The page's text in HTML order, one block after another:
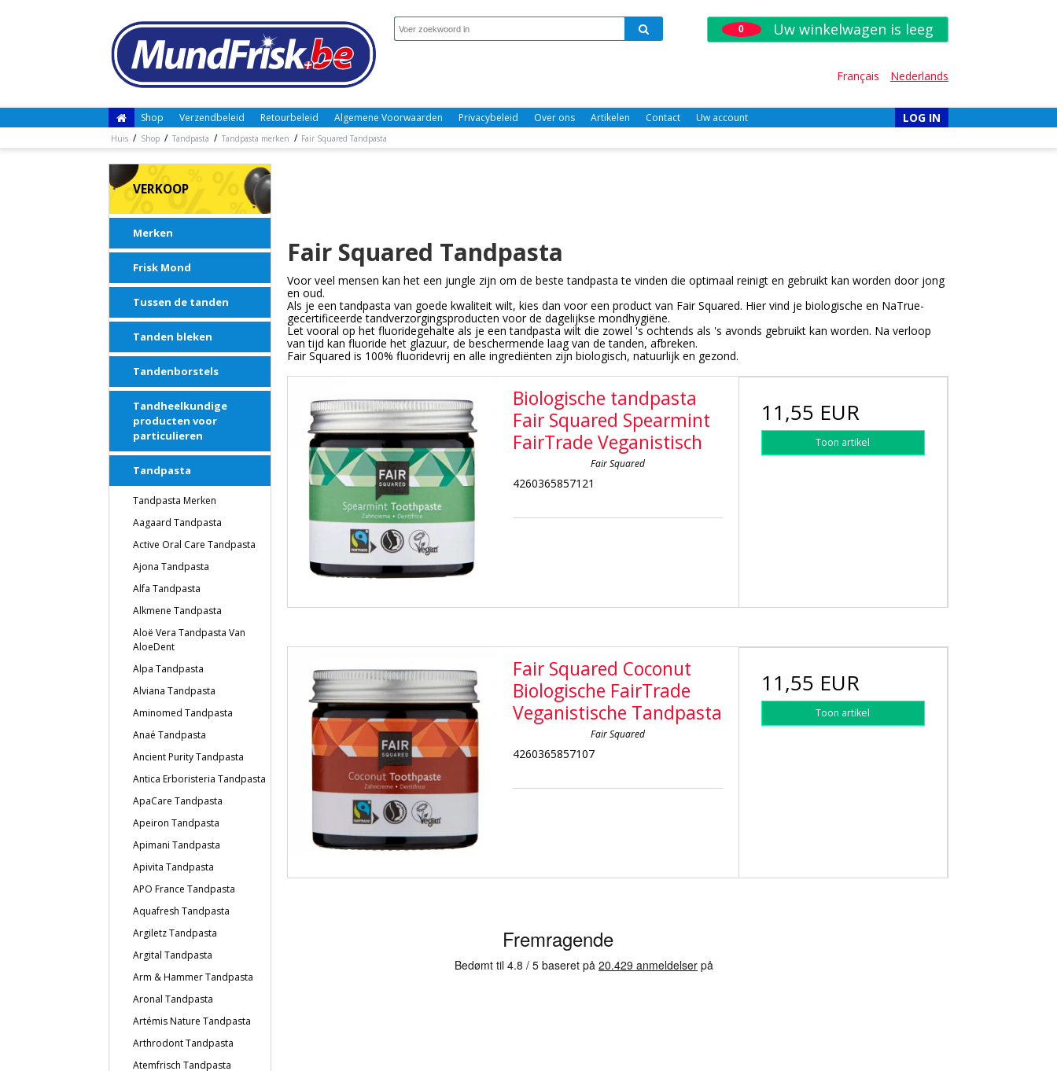
0 Uw winkelwagen is leeg
Français Nederlands
Shop Verzendbeleid Retourbeleid Algemene Voorwaarden Privacybeleid Over ons Artikelen Contact Uw account LOG IN
Huis / Shop / Tandpasta / Tandpasta merken / Fair Squared Tandpasta
VERKOOP
Merken
Frisk Mond
Tussen de tanden
Tanden bleken
Tandenborstels
Tandheelkundige
producten voor
particulieren
Tandpasta
Tandpasta Merken
Aagaard Tandpasta
Active Oral Care Tandpasta
Ajona Tandpasta
Alfa Tandpasta
Alkmene Tandpasta
Aloë Vera Tandpasta Van
AloeDent
Alpa Tandpasta
Alviana Tandpasta
Aminomed Tandpasta
Anaé Tandpasta
Ancient Purity Tandpasta
Antica Erboristeria Tandpasta
ApaCare Tandpasta
Apeiron Tandpasta
Apimani Tandpasta
Apivita Tandpasta
APO France Tandpasta
Aquafresh Tandpasta
Argiletz Tandpasta
Argital Tandpasta
Arm & Hammer Tandpasta
Aronal Tandpasta
Artémis Nature Tandpasta
Arthrodont Tandpasta
Atemfrisch Tandpasta
Fair Squared Tandpasta
Voor veel mensen kan het een jungle zijn om de beste tandpasta te vinden die optimaal reinigt en gebruikt kan worden door jong
en oud.
Als je een tandpasta van goede kwaliteit wilt, kies dan voor een product van Fair Squared. Hier vind je biologische en NaTrue-
gecertificeerde tandverzorgingsproducten voor de dagelijkse mondhygiëne.
Let vooral op het fluoridegehalte als je een tandpasta wilt die zowel 's ochtends als 's avonds gebruikt kan worden. Na verloop
van tijd kan fluoride het glazuur, de beschermende laag van de tanden, afbreken.
Fair Squared is 100% fluoridevrij en alle ingrediënten zijn biologisch, natuurlijk en gezond.
Biologische tandpasta
Fair Squared Spearmint
FairTrade Veganistisch
Fair Squared
4260365857121
11,55 EUR
Toon artikel
Fair Squared Coconut
Biologische FairTrade
Veganistische Tandpasta
Fair Squared
4260365857107
11,55 EUR
Toon artikel